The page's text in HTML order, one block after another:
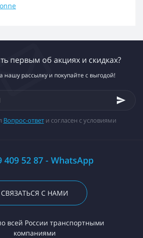
первым об акциях и скидках?
рассылку и покупайте с выгодой!
Вопрос-ответи согласен с условиями
409 52 87 - WhatsApp
СВЯЗАТЬСЯ С НАМИ
всей России транспортными
компаниями